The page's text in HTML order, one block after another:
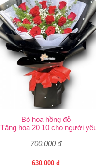
Bó hoa hồng đỏ
Tặng hoa 20 10 cho người yêu
700.000 đ
630.000 đ